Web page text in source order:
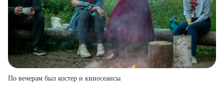
По вечерам был костер и киносеансы